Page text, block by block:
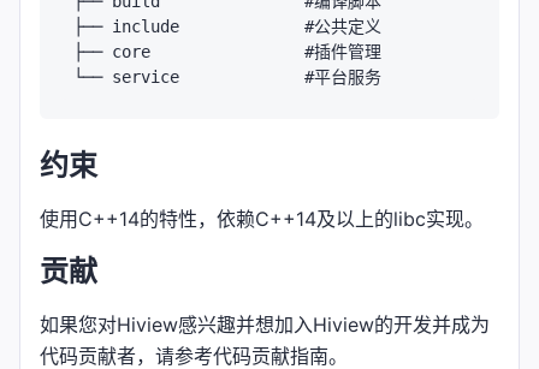
├── include             #公共定义
├── core                #插件管理
约束
使用C++14的特性，依赖C++14及以上的libc实现。
贡献
如果您对Hiview感兴趣并想加入Hiview的开发并成为
代码贡献者，请参考代码贡献指南。